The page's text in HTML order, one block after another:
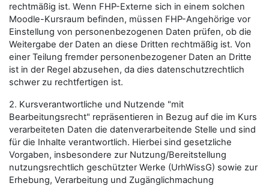
rechtmäßig ist. Wenn FHP-Externe sich in einem solchen
Moodle-Kursraum befinden, müssen FHP-Angehörige vor
Einstellung von personenbezogenen Daten prüfen, ob die
Weitergabe der Daten an diese Dritten rechtmäßig ist. Von
einer Teilung fremder personenbezogener Daten an Dritte
ist in der Regel abzusehen, da dies datenschutzrechtlich
schwer zu rechtfertigen ist.
2. Kursverantwortliche und Nutzende "mit
Bearbeitungsrecht" repräsentieren in Bezug auf die im Kurs
verarbeiteten Daten die datenverarbeitende Stelle und sind
für die Inhalte verantwortlich. Hierbei sind gesetzliche
Vorgaben, insbesondere zur Nutzung/Bereitstellung
nutzungsrechtlich geschützter Werke (UrhWissG) sowie zur
Erhebung, Verarbeitung und Zugänglichmachung